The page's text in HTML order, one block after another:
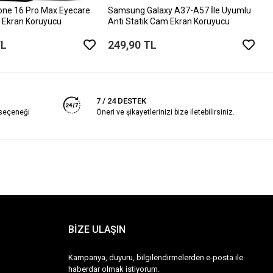
16 Pro Max Eyecare
Ekran Koruyucu
Samsung Galaxy A37-A57 İle Uyumlu
Anti Statik Cam Ekran Koruyucu
249,90 TL
7 / 24 DESTEK
Öneri ve şikayetlerinizi bize iletebilirsiniz.
BİZE ULAŞIN
Kampanya, duyuru, bilgilendirmelerden e-posta ile
haberdar olmak istiyorum.